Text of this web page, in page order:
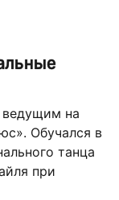
на
Обучался в
танца
при